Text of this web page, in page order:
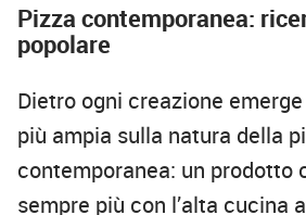
Pizza contemporanea:
popolare
Dietro ogni creazione
più ampia sulla natura della
contemporanea: un prodotto
sempre più con l’alta cucina